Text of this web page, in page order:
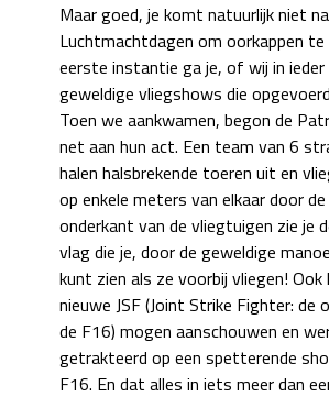
Maar goed, je komt natuurlijk niet
Luchtmachtdagen om oorkappen te
eerste instantie ga je, of wij in
geweldige vliegshows die
Toen we aankwamen, begon de
net aan hun act. Een team van 6
halen halsbrekende toeren uit en
op enkele meters van elkaar door
onderkant van de vliegtuigen zie je
vlag die je, door de geweldige
kunt zien als ze voorbij vliegen! Ook
nieuwe JSF (Joint Strike Fighter: de
de F16) mogen aanschouwen en
getrakteerd op een spetterende
F16. En dat alles in iets meer dan